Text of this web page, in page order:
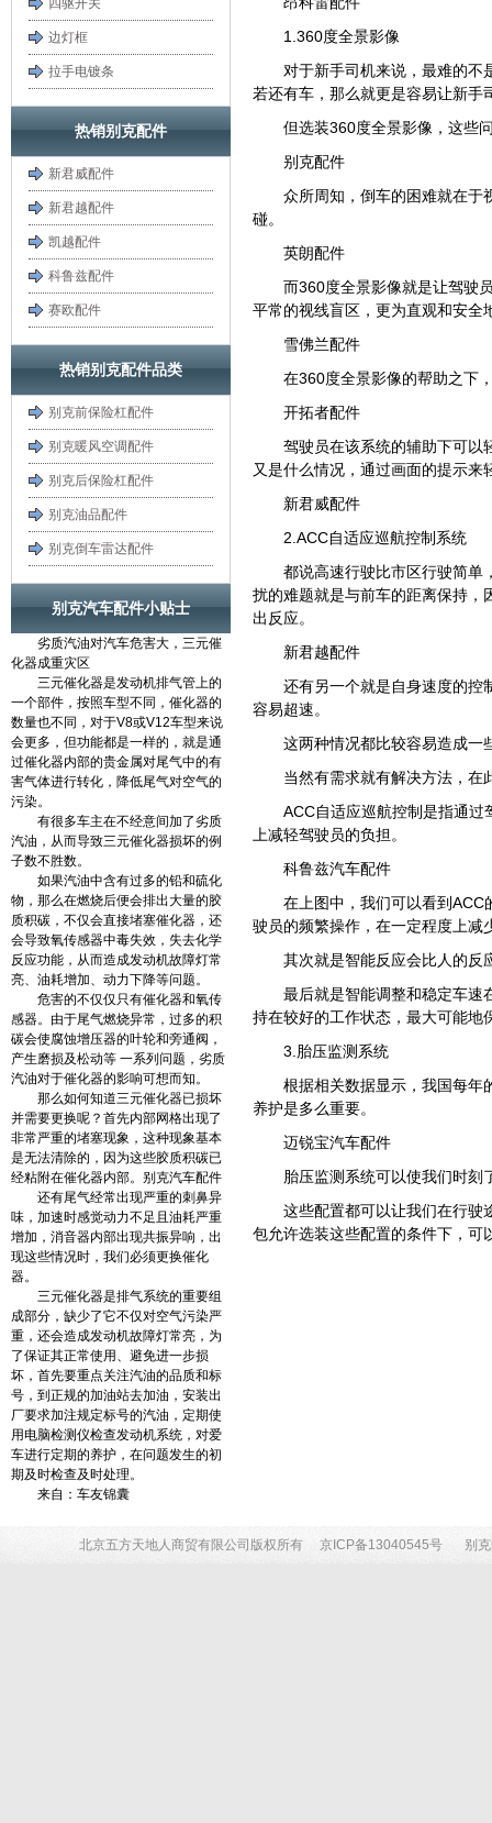
四驱开关
边灯框
拉手电镀条
热销别克配件
新君威配件
新君越配件
凯越配件
科鲁兹配件
赛欧配件
热销别克配件品类
别克前保险杠配件
别克暖风空调配件
别克后保险杠配件
别克油品配件
别克倒车雷达配件
别克汽车配件小贴士
劣质汽油对汽车危害大，三元催
化器成重灾区
三元催化器是发动机排气管上的
一个部件，按照车型不同，催化器的
数量也不同，对于V8或V12车型来说
会更多，但功能都是一样的，就是通
过催化器内部的贵金属对尾气中的有
害气体进行转化，降低尾气对空气的
污染。
有很多车主在不经意间加了劣质
汽油，从而导致三元催化器损坏的例
子数不胜数。
如果汽油中含有过多的铅和硫化
物，那么在燃烧后便会排出大量的胶
质积碳，不仅会直接堵塞催化器，还
会导致氧传感器中毒失效，失去化学
反应功能，从而造成发动机故障灯常
亮、油耗增加、动力下降等问题。
危害的不仅仅只有催化器和氧传
感器。由于尾气燃烧异常，过多的积
碳会使腐蚀增压器的叶轮和旁通阀，
产生磨损及松动等 一系列问题，劣质
汽油对于催化器的影响可想而知。
那么如何知道三元催化器已损坏
并需要更换呢？首先内部网格出现了
非常严重的堵塞现象，这种现象基本
是无法清除的，因为这些胶质积碳已
经粘附在催化器内部。别克汽车配件
还有尾气经常出现严重的刺鼻异
味，加速时感觉动力不足且油耗严重
增加，消音器内部出现共振异响，出
现这些情况时，我们必须更换催化
器。
三元催化器是排气系统的重要组
成部分，缺少了它不仅对空气污染严
重，还会造成发动机故障灯常亮，为
了保证其正常使用、避免进一步损
坏，首先要重点关注汽油的品质和标
号，到正规的加油站去加油，安装出
厂要求加注规定标号的汽油，定期使
用电脑检测仪检查发动机系统，对爱
车进行定期的养护，在问题发生的初
期及时检查及时处理。
来自：车友锦囊
1.360度全景影像
对于新手司机来说，最难的不
若还有车，那么就更是容易让新手
但选装360度全景影像，这些
别克配件
众所周知，倒车的困难就在于
碰。
英朗配件
而360度全景影像就是让驾驶
平常的视线盲区，更为直观和安全
雪佛兰配件
在360度全景影像的帮助之下
开拓者配件
驾驶员在该系统的辅助下可以
又是什么情况，通过画面的提示
新君威配件
2.ACC自适应巡航控制系统
都说高速行驶比市区行驶简单
扰的难题就是与前车的距离保持，
出反应。
新君越配件
还有另一个就是自身速度的控
容易超速。
这两种情况都比较容易造成一
当然有需求就有解决方法，在
ACC自适应巡航控制是指通
上减轻驾驶员的负担。
科鲁兹汽车配件
在上图中，我们可以看到
驶员的频繁操作，在一定程度上减
其次就是智能反应会比人的反
最后就是智能调整和稳定车速
持在较好的工作状态，最大可能地
3.胎压监测系统
根据相关数据显示，我国每年
养护是多么重要。
迈锐宝汽车配件
胎压监测系统可以使我们时刻
这些配置都可以让我们在行驶
包允许选装这些配置的条件下，可
北京五方天地人商贸有限公司版权所有 京ICP备13040545号 别